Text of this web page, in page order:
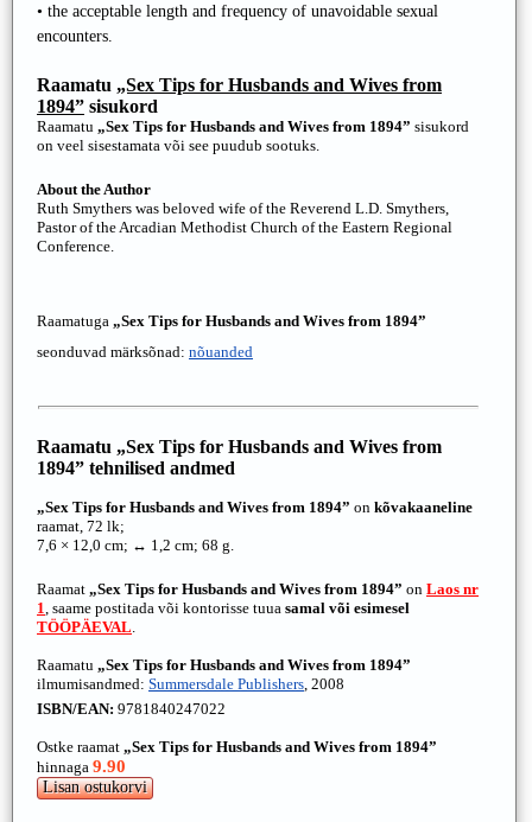
• the acceptable length and frequency of unavoidable sexual
encounters.
Raamatu „Sex Tips for Husbands and Wives from
1894” sisukord
Raamatu „Sex Tips for Husbands and Wives from 1894” sisukord
on veel sisestamata või see puudub sootuks.
About the Author
Ruth Smythers was beloved wife of the Reverend L.D. Smythers,
Pastor of the Arcadian Methodist Church of the Eastern Regional
Conference.
Raamatuga „Sex Tips for Husbands and Wives from 1894”
seonduvad märksõnad: nõuanded
Raamatu „Sex Tips for Husbands and Wives from
1894” tehnilised andmed
„Sex Tips for Husbands and Wives from 1894” on kõvakaaneline
raamat, 72 lk;
7,6 × 12,0 cm; ↔ 1,2 cm; 68 g.
Raamat „Sex Tips for Husbands and Wives from 1894” on Laos nr
1 , saame postitada või kontorisse tuua samal või esimesel
TÖÖPÄEVAL
Raamatu „Sex Tips for Husbands and Wives from 1894”
ilmumisandmed: Summersdale Publishers , 2008
ISBN/EAN: 9781840247022
Ostke raamat „Sex Tips for Husbands and Wives from 1894”
hinnaga 9.90